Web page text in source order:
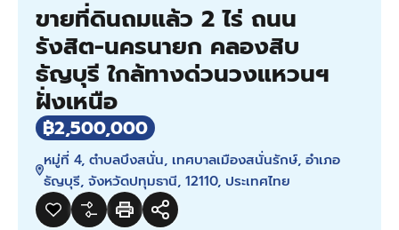
ขายที่ดินถมแล้ว 2 ไร่ ถนน
รังสิต-นครนายก คลองสิบ
ธัญบุรี ใกล้ทางด่วนวงแหวนฯ
ฝั่งเหนือ
฿2,500,000
หมู่ที่ 4, ตำบลบึงสนั่น, เทศบาลเมืองสนั่นรักษ์, อำเภอ
ธัญบุรี, จังหวัดปทุมธานี, 12110, ประเทศไทย